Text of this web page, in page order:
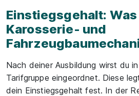
Einstiegsgehalt:
Karosserie- und
Nach deiner Ausbildung wirst du
Tarifgruppe eingeordnet. Diese
dein Einstiegsgehalt fest. In der